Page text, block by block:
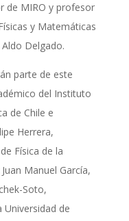
de MIRO y profesor
y Matemáticas
Delgado.
parte de este
del Instituto
de Chile e
Herrera,
Física de la
Manuel García,
Soto,
de